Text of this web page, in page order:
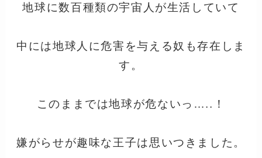
地球に数百種類の宇宙人が生活していて
中には地球人に危害を与える奴も存在しま
す。
このままでは地球が危ないっ…..！
嫌がらせが趣味な王子は思いつきました。